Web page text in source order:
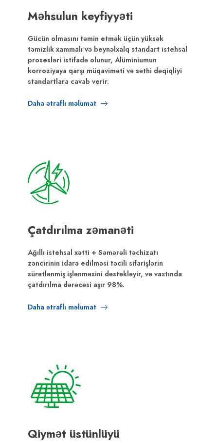
Məhsulun keyfiyyəti
Gücün olmasını təmin etmək üçün yüksək
təmizlik xammalı və beynəlxalq standart istehsal
prosesləri istifadə olunur, Alüminiumun
korroziyaya qarşı müqaviməti və səthi dəqiqliyi
standartlara cavab verir.
Daha ətraflı məlumat
Çatdırılma zəmanəti
Ağıllı istehsal xətti + Səmərəli təchizatı
zəncirinin idarə edilməsi təcili sifarişlərin
sürətlənmiş işlənməsini dəstəkləyir, və vaxtında
çatdırılma dərəcəsi aşır 98%.
Daha ətraflı məlumat
Qiymət üstünlüyü